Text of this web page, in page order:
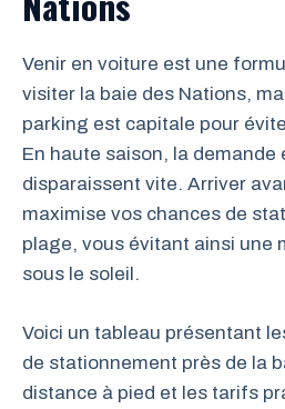
Venir en voiture est une
visiter la baie des Nations,
parking est capitale pour
En haute saison, la
disparaissent vite. Arriver
maximise vos chances de
plage, vous évitant ainsi une
sous le soleil.
Voici un tableau présentant
de stationnement près de la
distance à pied et les tarifs